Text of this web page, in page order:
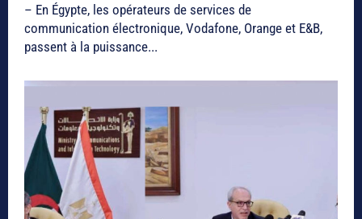
– En Égypte, les opérateurs de services de
communication électronique, Vodafone, Orange et E&B,
passent à la puissance...